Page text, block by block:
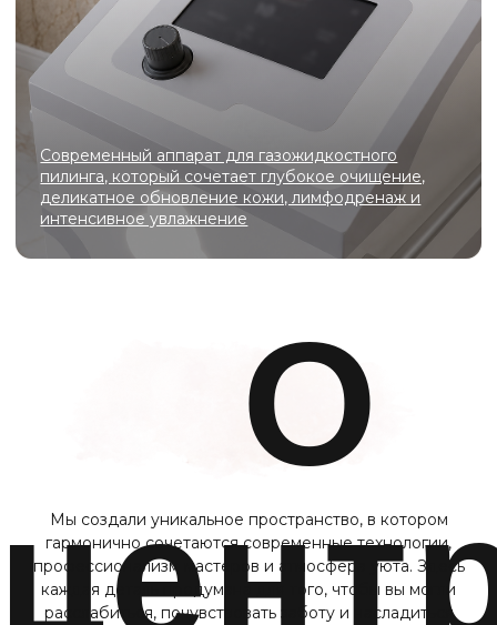
+7 (925) 366-65-55
График работы
Московская область, г.о. Ленинский, рп.
Дрожжино, ул. Южная, д. 16к2
ООО «ЦЕНТР КРАСОТЫ
И КОСМЕТОЛОГИИ ЭЛИССА»